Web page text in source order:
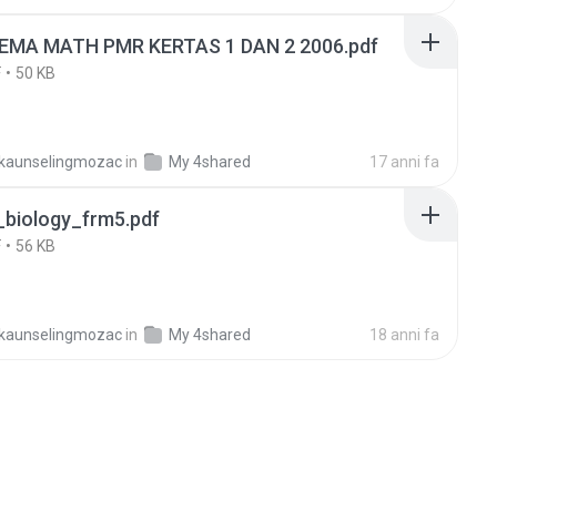
MATH PMR KERTAS 1 DAN 2 2006.pdf
50 KB
kaunselingmozac in My 4shared 17 anni fa
56 KB
kaunselingmozac in My 4shared 18 anni fa